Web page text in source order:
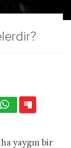
yaygın bir